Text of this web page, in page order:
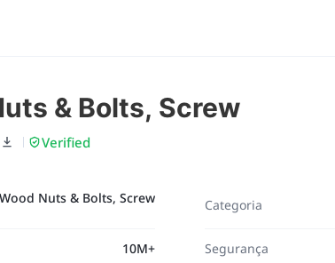
& Bolts, Screw
Verified
Wood Nuts & Bolts, Screw Categoria
10M+ Segurança